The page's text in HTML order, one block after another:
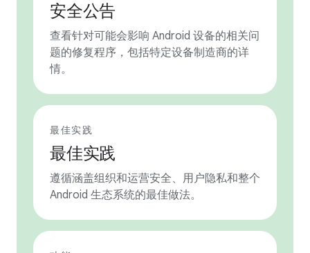
安全公告
查看针对可能会影响 Android 设备的相关问
题的修复程序，包括特定设备制造商的详
情。
最佳实践
最佳实践
遵循涵盖组织和运营安全、用户隐私和整个
Android 生态系统的最佳做法。